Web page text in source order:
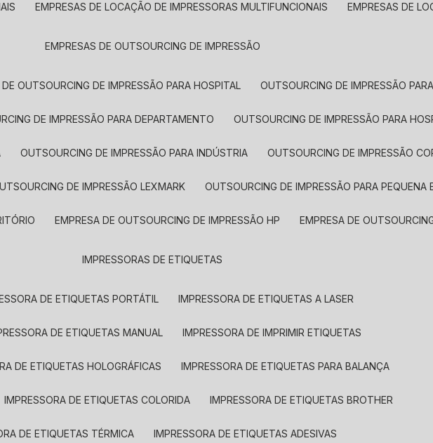
EMPRESAS DE LOCAÇÃO DE IMPRESSORAS MULTIFUNCIONAIS EMPRESAS DE
EMPRESAS DE OUTSOURCING DE IMPRESSÃO
DE OUTSOURCING DE IMPRESSÃO PARA HOSPITAL OUTSOURCING DE IMPRESSÃO
DE IMPRESSÃO PARA DEPARTAMENTO OUTSOURCING DE IMPRESSÃO PARA
OUTSOURCING DE IMPRESSÃO PARA INDÚSTRIA OUTSOURCING DE IMPRESSÃO
OUTSOURCING DE IMPRESSÃO LEXMARK OUTSOURCING DE IMPRESSÃO PARA PEQUENA
EMPRESA DE OUTSOURCING DE IMPRESSÃO HP EMPRESA DE
IMPRESSORAS DE ETIQUETAS
DE ETIQUETAS PORTÁTIL IMPRESSORA DE ETIQUETAS A LASER
DE ETIQUETAS MANUAL IMPRESSORA DE IMPRIMIR ETIQUETAS
DE ETIQUETAS HOLOGRÁFICAS IMPRESSORA DE ETIQUETAS PARA BALANÇA
IMPRESSORA DE ETIQUETAS COLORIDA IMPRESSORA DE ETIQUETAS BROTHER
DE ETIQUETAS TÉRMICA IMPRESSORA DE ETIQUETAS ADESIVAS